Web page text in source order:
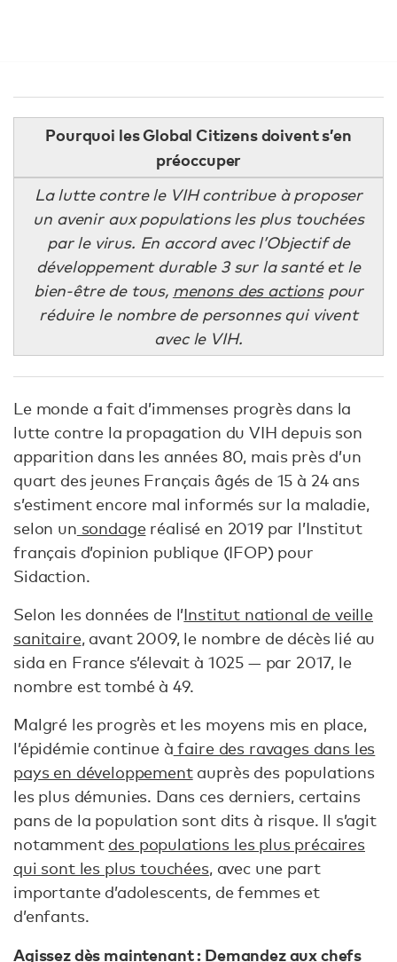
Pourquoi les Global Citizens doivent s’en
préoccuper
La lutte contre le VIH contribue à proposer
un avenir aux populations les plus touchées
par le virus. En accord avec l’Objectif de
développement durable 3 sur la santé et le
bien-être de tous, menons des actionspour
réduire le nombre de personnes qui vivent
avec le VIH.
Le monde a fait d’immenses progrès dans la
lutte contre la propagation du VIH depuis son
apparition dans les années 80, mais près d’un
quart des jeunes Français âgés de 15 à 24 ans
s’estiment encore mal informés sur la maladie,
selon un sondageréalisé en 2019 par l’Institut
français d’opinion publique (IFOP) pour
Sidaction.
Selon les données de l’Institut national de veille
sanitaire, avant 2009, le nombre de décès lié au
sida en France s’élevait à 1025 — par 2017, le
nombre est tombé à 49.
Malgré les progrès et les moyens mis en place,
l’épidémie continue à faire des ravages dans les
pays en développementauprès des populations
les plus démunies. Dans ces derniers, certains
pans de la population sont dits à risque. Il s’agit
notamment des populations les plus précaires
qui sont les plus touchées, avec une part
importante d’adolescents, de femmes et
d’enfants.
Agissez dès maintenant : Demandez aux chefs